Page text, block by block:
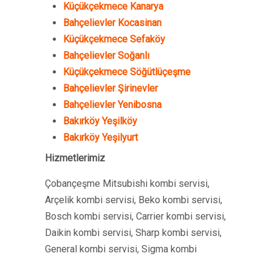
Küçükçekmece Kanarya
Bahçelievler Kocasinan
Küçükçekmece Sefaköy
Bahçelievler Soğanlı
Küçükçekmece Söğütlüçeşme
Bahçelievler Şirinevler
Bahçelievler Yenibosna
Bakırköy Yeşilköy
Bakırköy Yeşilyurt
Hizmetlerimiz
Çobançeşme Mitsubishi kombi servisi,
Arçelik kombi servisi, Beko kombi servisi,
Bosch kombi servisi, Carrier kombi servisi,
Daikin kombi servisi, Sharp kombi servisi,
General kombi servisi, Sigma kombi